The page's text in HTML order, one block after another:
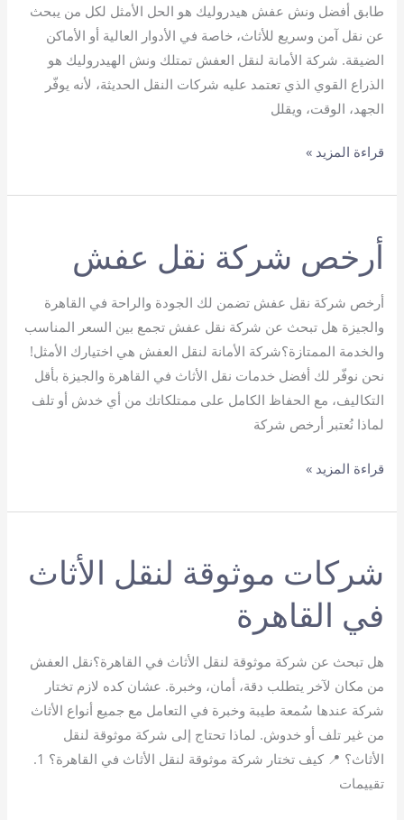
طابق أفضل ونش عفش هيدروليك هو الحل الأمثل لكل من يبحث
عن نقل آمن وسريع للأثاث، خاصة في الأدوار العالية أو الأماكن
الضيقة. شركة الأمانة لنقل العفش تمتلك ونش الهيدروليك هو
الذراع القوي الذي تعتمد عليه شركات النقل الحديثة، لأنه يوفّر
الجهد، الوقت، ويقلل
أفضل
عفش
قراءة المزيد »
أرخص شركة نقل عفش
أرخص شركة نقل عفش تضمن لك الجودة والراحة في القاهرة
والجيزة هل تبحث عن شركة نقل عفش تجمع بين السعر المناسب
والخدمة الممتازة؟شركة الأمانة لنقل العفش هي اختيارك الأمثل!
نحن نوفّر لك أفضل خدمات نقل الأثاث في القاهرة والجيزة بأقل
التكاليف، مع الحفاظ الكامل على ممتلكاتك من أي خدش أو تلف
لماذا نُعتبر أرخص شركة
أرخص
نقل
قراءة المزيد »
شركات موثوقة لنقل الأثاث
في القاهرة
هل تبحث عن شركة موثوقة لنقل الأثاث في القاهرة؟نقل العفش
من مكان لآخر يتطلب دقة، أمان، وخبرة. عشان كده لازم تختار
شركة عندها سُمعة طيبة وخبرة في التعامل مع جميع أنواع الأثاث
من غير تلف أو خدوش. لماذا تحتاج إلى شركة موثوقة لنقل
الأثاث؟ 📍 كيف تختار شركة موثوقة لنقل الأثاث في القاهرة؟ 1.
تقييمات